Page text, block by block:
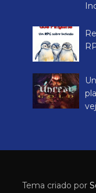
Tema criado por